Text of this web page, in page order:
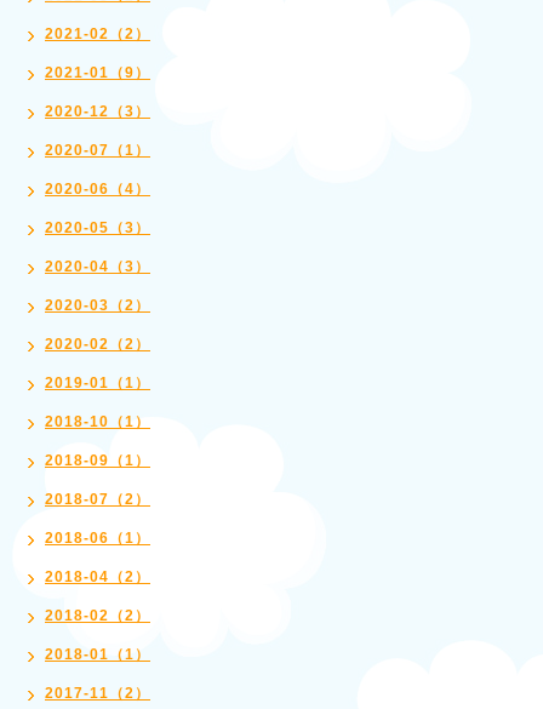
2021-02（2）
2021-01（9）
2020-12（3）
2020-07（1）
2020-06（4）
2020-05（3）
2020-04（3）
2020-03（2）
2020-02（2）
2019-01（1）
2018-10（1）
2018-09（1）
2018-07（2）
2018-06（1）
2018-04（2）
2018-02（2）
2018-01（1）
2017-11（2）